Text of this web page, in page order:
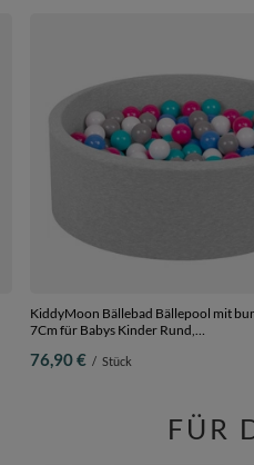
KiddyMoon Bällebad Bällepool mit
7Cm für Babys Kinder Rund,
200 Bälle
76,90 € / Stück
FÜR